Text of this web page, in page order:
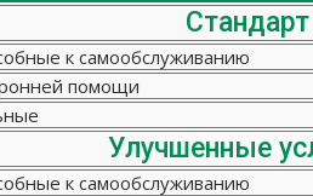
Стандарт
к самообслуживанию
помощи
Улучшенные
к самообслуживанию